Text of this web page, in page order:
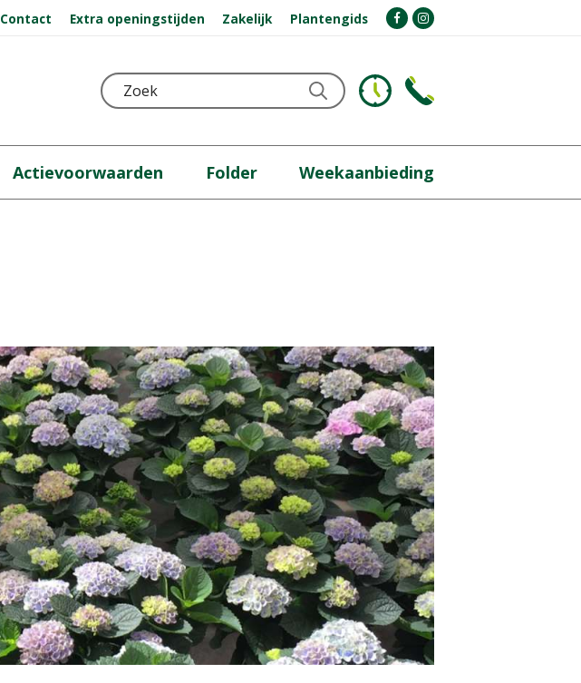
Contact Extra openingstijden Zakelijk Plantengids
Actievoorwaarden Folder Weekaanbieding